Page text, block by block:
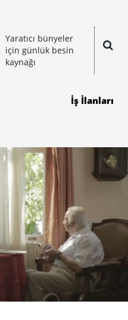
Yaratıcı bünyeler
için günlük besin
kaynağı
İş İlanları